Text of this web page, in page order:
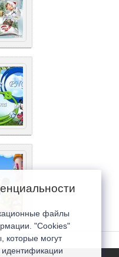
файлы
"Cookies"
которые могут
идентификации